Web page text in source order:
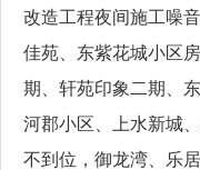
改造工程夜间施工噪
佳苑、东紫花城小区
期、轩苑印象二期、
河郡小区、上水新城
不到位，御龙湾、乐